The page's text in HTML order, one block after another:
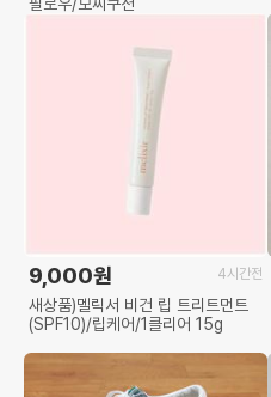
4시간전
9,000원
새상품)멜릭서 비건 립 트리트먼트
(SPF10)/립케어/1클리어 15g